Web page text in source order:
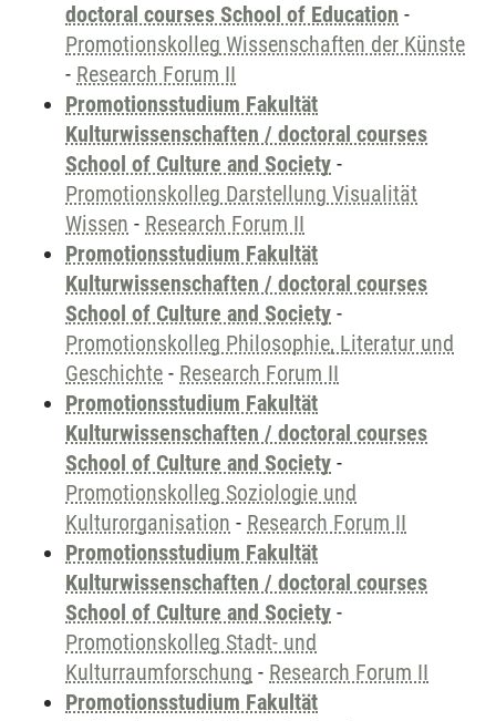
doctoral courses School of Education -
Promotionskolleg Wissenschaften der Künste
- Research Forum II
Promotionsstudium Fakultät
Kulturwissenschaften / doctoral courses
School of Culture and Society -
Promotionskolleg Darstellung Visualität
Wissen - Research Forum II
Promotionsstudium Fakultät
Kulturwissenschaften / doctoral courses
School of Culture and Society -
Promotionskolleg Philosophie, Literatur und
Geschichte - Research Forum II
Promotionsstudium Fakultät
Kulturwissenschaften / doctoral courses
School of Culture and Society -
Promotionskolleg Soziologie und
Kulturorganisation - Research Forum II
Promotionsstudium Fakultät
Kulturwissenschaften / doctoral courses
School of Culture and Society -
Promotionskolleg Stadt- und
Kulturraumforschung - Research Forum II
Promotionsstudium Fakultät